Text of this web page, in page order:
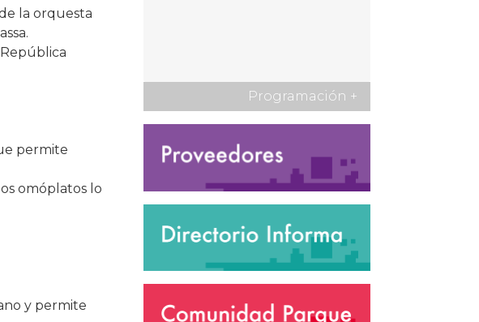
la orquesta
permite
omóplatos lo
y permite
Programación +